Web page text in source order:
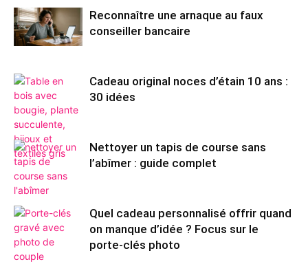
Reconnaître une arnaque au faux
conseiller bancaire
Cadeau original noces d’étain 10 ans :
30 idées
Nettoyer un tapis de course sans
l’abîmer : guide complet
Quel cadeau personnalisé offrir quand
on manque d’idée ? Focus sur le
porte-clés photo